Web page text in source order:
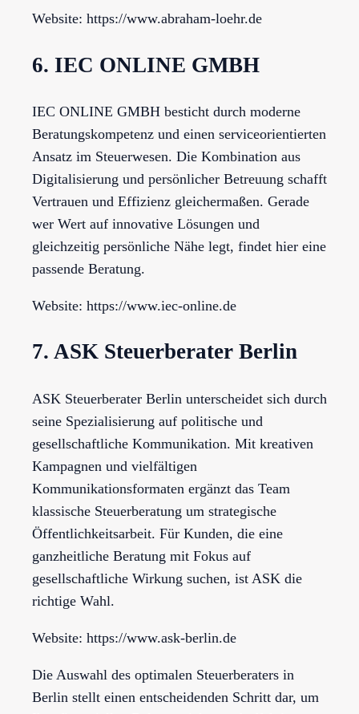
Website: https://www.abraham-loehr.de
6. IEC ONLINE GMBH
IEC ONLINE GMBH besticht durch moderne
Beratungskompetenz und einen serviceorientierten
Ansatz im Steuerwesen. Die Kombination aus
Digitalisierung und persönlicher Betreuung schafft
Vertrauen und Effizienz gleichermaßen. Gerade
wer Wert auf innovative Lösungen und
gleichzeitig persönliche Nähe legt, findet hier eine
passende Beratung.
Website: https://www.iec-online.de
7. ASK Steuerberater Berlin
ASK Steuerberater Berlin unterscheidet sich durch
seine Spezialisierung auf politische und
gesellschaftliche Kommunikation. Mit kreativen
Kampagnen und vielfältigen
Kommunikationsformaten ergänzt das Team
klassische Steuerberatung um strategische
Öffentlichkeitsarbeit. Für Kunden, die eine
ganzheitliche Beratung mit Fokus auf
gesellschaftliche Wirkung suchen, ist ASK die
richtige Wahl.
Website: https://www.ask-berlin.de
Die Auswahl des optimalen Steuerberaters in
Berlin stellt einen entscheidenden Schritt dar, um